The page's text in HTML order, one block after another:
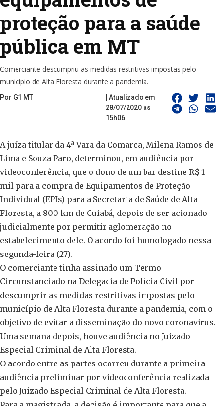
proteção para a saúde
pública em MT
Comerciante descumpriu as medidas restritivas impostas pelo
município de Alta Floresta durante a pandemia.
Por G1 MT
| Atualizado em
28/07/2020 às
15h06
A juíza titular da 4ª Vara da Comarca, Milena Ramos de
Lima e Souza Paro, determinou, em audiência por
videoconferência, que o dono de um bar destine R$ 1
mil para a compra de Equipamentos de Proteção
Individual (EPIs) para a Secretaria de Saúde de Alta
Floresta, a 800 km de Cuiabá, depois de ser acionado
judicialmente por permitir aglomeração no
estabelecimento dele. O acordo foi homologado nessa
segunda-feira (27).
O comerciante tinha assinado um Termo
Circunstanciado na Delegacia de Polícia Civil por
descumprir as medidas restritivas impostas pelo
município de Alta Floresta durante a pandemia, com o
objetivo de evitar a disseminação do novo coronavírus.
Uma semana depois, houve audiência no Juizado
Especial Criminal de Alta Floresta.
O acordo entre as partes ocorreu durante a primeira
audiência preliminar por videoconferência realizada
pelo Juizado Especial Criminal de Alta Floresta.